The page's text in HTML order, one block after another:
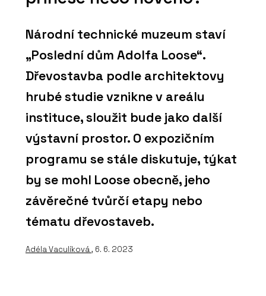
Národní technické muzeum staví
„Poslední dům Adolfa Loose“.
Dřevostavba podle architektovy
hrubé studie vznikne v areálu
instituce, sloužit bude jako další
výstavní prostor. O expozičním
programu se stále diskutuje, týkat
by se mohl Loose obecně, jeho
závěrečné tvůrčí etapy nebo
tématu dřevostaveb.
Adéla Vaculíková, 6. 6. 2023